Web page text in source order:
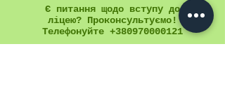
Є питання щодо вступу до
ліцею? Проконсультуємо!
Телефонуйте +380970000121
https://www.youtube.com/watch?
v=zePFVRjQ7bo